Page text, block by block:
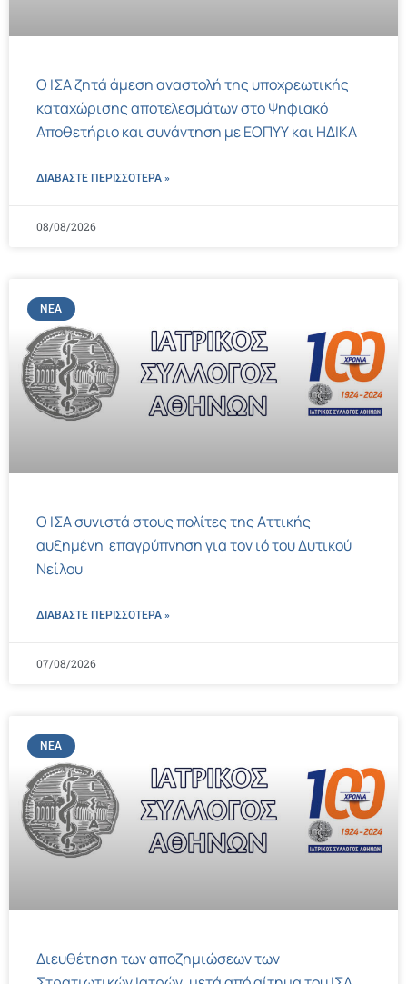
Ο ΙΣΑ ζητά άμεση αναστολή της υποχρεωτικής
καταχώρισης αποτελεσμάτων στο Ψηφιακό
Αποθετήριο και συνάντηση με ΕΟΠΥΥ και ΗΔΙΚΑ
ΔΙΑΒΑΣΤΕ ΠΕΡΙΣΣΌΤΕΡΑ »
08/08/2026
ΝΈΑ
Ο ΙΣΑ συνιστά στους πολίτες της Αττικής
αυξημένη επαγρύπνηση για τον ιό του Δυτικού
Νείλου
ΔΙΑΒΑΣΤΕ ΠΕΡΙΣΣΌΤΕΡΑ »
07/08/2026
ΝΈΑ
Διευθέτηση των αποζημιώσεων των